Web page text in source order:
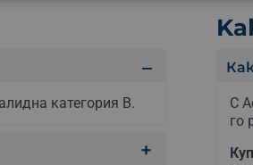
категория B.
С
го